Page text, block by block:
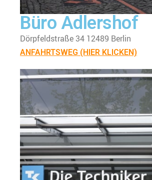
Büro Adlershof
Dörpfeldstraße 34 12489 Berlin
ANFAHRTSWEG (HIER KLICKEN)